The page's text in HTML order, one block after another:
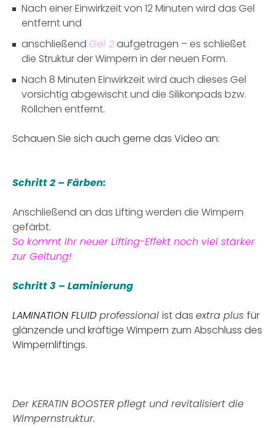
Nach einer Einwirkzeit von 12 Minuten wird das Gel
entfernt und
anschließend Gel 2aufgetragen – es schließet
die Struktur der Wimpern in der neuen Form.
Nach 8 Minuten Einwirkzeit wird auch dieses Gel
vorsichtig abgewischt und die Silikonpads bzw.
Röllchen entfernt.
Schauen Sie sich auch gerne das Video an:
Schritt 2 – Färben:
Anschließend an das Lifting werden die Wimpern
gefärbt.
So kommt Ihr neuer Lifting-Effekt noch viel stärker
zur Geltung!
Schritt 3 – Laminierung
LAMINATION FLUID professional ist das extra plus für
glänzende und kräftige Wimpern zum Abschluss des
Wimpernliftings.
Der KERATIN BOOSTER pflegt und revitalisiert die
Wimpernstruktur.